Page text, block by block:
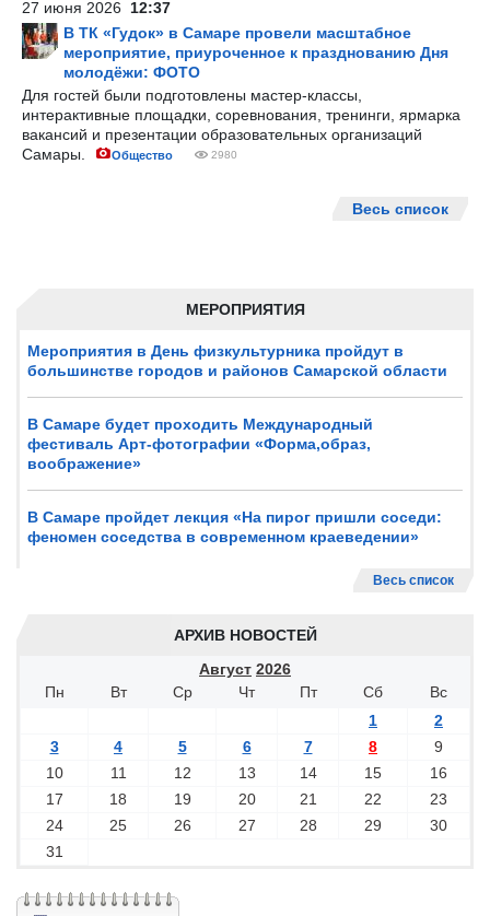
МЕРОПРИЯТИЯ
Мероприятия в День физкультурника пройдут в
большинстве городов и районов Самарской области
В Самаре будет проходить Международный
фестиваль Арт-фотографии «Форма,образ,
воображение»
В Самаре пройдет лекция «На пирог пришли соседи:
феномен соседства в современном краеведении»
Весь список
АРХИВ НОВОСТЕЙ
Август 2026
Пн
Вт Ср Чт Пт Сб
Вс
1
2
3
4 5 6 7 8
9
10
11 12 13 14 15
16
17
18 19 20 21 22
23
24
25 26 27 28 29
30
31
27 июня 2026 12:37
В ТК «Гудок» в Самаре провели масштабное
мероприятие, приуроченное к празднованию Дня
молодёжи: ФОТО
Для гостей были подготовлены мастер-классы,
интерактивные площадки, соревнования, тренинги, ярмарка
вакансий и презентации образовательных организаций
Самары.
Общество 2980
Весь список